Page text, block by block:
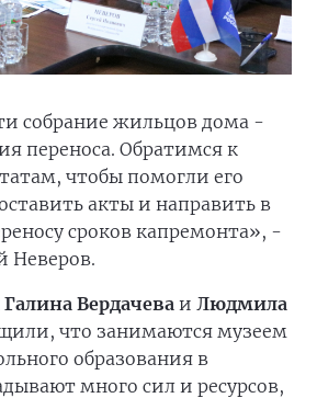
собрание жильцов дома -
переноса. Обратимся к
чтобы помогли его
акты и направить в
сроков капремонта», -
Неверов.
Галина Вердачева и Людмила
что занимаются музеем
образования в
много сил и ресурсов,